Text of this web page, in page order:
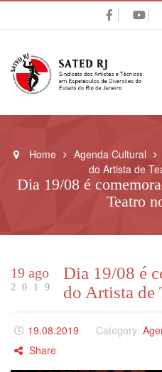
Home Agenda Cultural
do Artista de
Dia 19/08 é
Teatro
19 ago
2019
Dia 19/08 é
do Artista de
19.08.2019 Category:
Share